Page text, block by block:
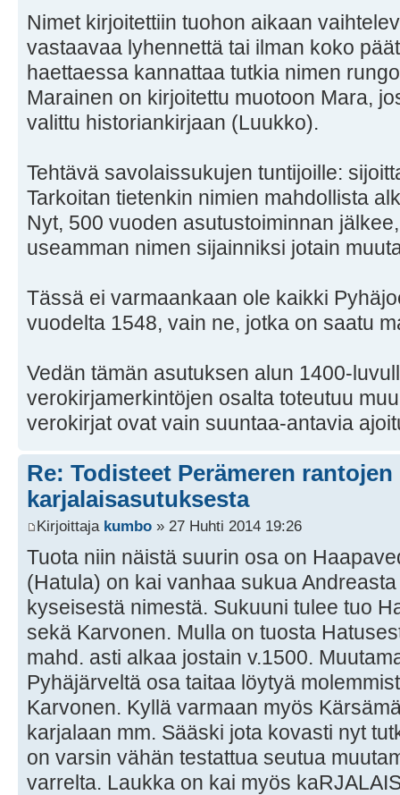
Nimet kirjoitettiin tuohon aikaan
vastaavaa lyhennettä tai ilman koko
haettaessa kannattaa tutkia nimen
Marainen on kirjoitettu muotoon Mara,
valittu historiankirjaan (Luukko).
Tehtävä savolaissukujen tuntijoille:
Tarkoitan tietenkin nimien mahdollista
Nyt, 500 vuoden asutustoiminnan
useamman nimen sijainniksi jotain
Tässä ei varmaankaan ole kaikki
vuodelta 1548, vain ne, jotka on saatu
Vedän tämän asutuksen alun 1400-
verokirjamerkintöjen osalta toteutuu
verokirjat ovat vain suuntaa-antavia
Re: Todisteet Perämeren rantojen
karjalaisasutuksesta
Kirjoittaja kumbo » 27 Huhti 2014 19:26
Tuota niin näistä suurin osa on
(Hatula) on kai vanhaa sukua
kyseisestä nimestä. Sukuuni tulee tuo
sekä Karvonen. Mulla on tuosta
mahd. asti alkaa jostain v.1500.
Pyhäjärveltä osa taitaa löytyä
Karvonen. Kyllä varmaan myös
karjalaan mm. Sääski jota kovasti nyt
on varsin vähän testattua seutua
varrelta. Laukka on kai myös